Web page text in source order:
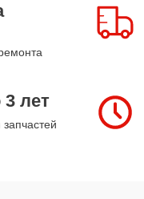
3 лет